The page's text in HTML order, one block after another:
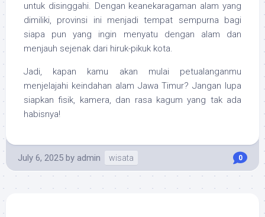
untuk disinggahi. Dengan keanekaragaman alam yang
dimiliki, provinsi ini menjadi tempat sempurna bagi
siapa pun yang ingin menyatu dengan alam dan
menjauh sejenak dari hiruk-pikuk kota.
Jadi, kapan kamu akan mulai petualanganmu
menjelajahi keindahan alam Jawa Timur? Jangan lupa
siapkan fisik, kamera, dan rasa kagum yang tak ada
habisnya!
July 6, 2025 by admin wisata 0